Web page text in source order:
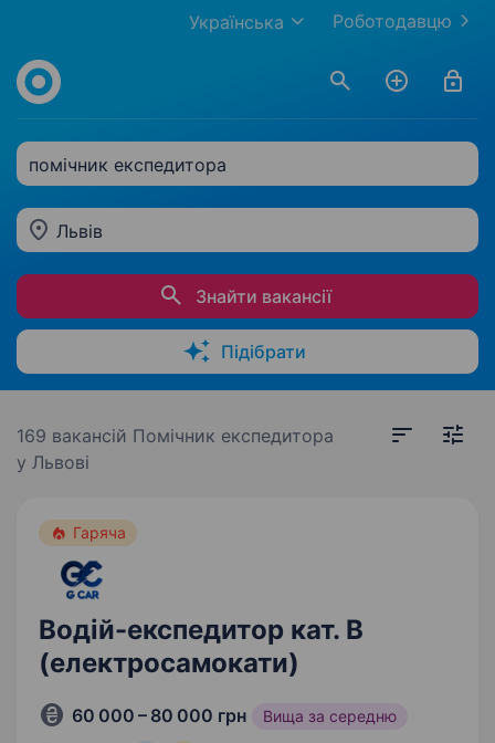
Роботодавцю
Українська
помічник експедитора
Львів
Знайти вакансії
Підібрати
169 вакансій Помічник експедитора
у Львові
Гаряча
Водій-експедитор кат. В
(електросамокати)
60 000 – 80 000 грн Вища за середню